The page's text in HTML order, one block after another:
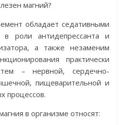
магний?
обладает седативными
в роли антидепрессанта и
а также незаменим
практически
– нервной, сердечно-
пищеварительной и
процессов.
в организме относят: